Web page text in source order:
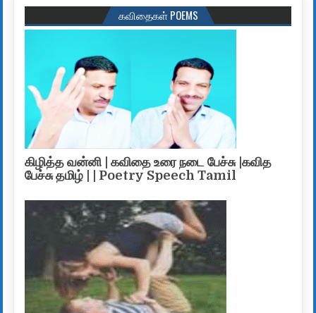
கவிதைகள் POEMS
கிழித்த வன்னி | கவிதை உரை நடை பேச்சு |கவித
பேச்சு தமிழ் | | Poetry Speech Tamil